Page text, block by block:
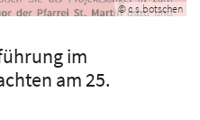
© c.s.botschen
im
am 25.